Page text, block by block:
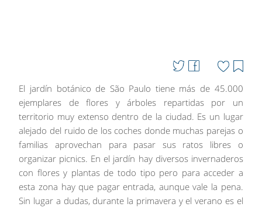
El jardín botánico de São Paulo tiene más de 45.000
ejemplares de flores y árboles repartidas por un
territorio muy extenso dentro de la ciudad. Es un lugar
alejado del ruido de los coches donde muchas parejas o
familias aprovechan para pasar sus ratos libres o
organizar picnics. En el jardín hay diversos invernaderos
con flores y plantas de todo tipo pero para acceder a
esta zona hay que pagar entrada, aunque vale la pena.
Sin lugar a dudas, durante la primavera y el verano es el